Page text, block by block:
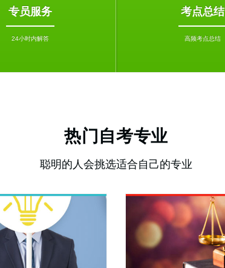
专员服务
24小时内解答
考点总结
高频考点总结
热门自考专业
聪明的人会挑选适合自己的专业